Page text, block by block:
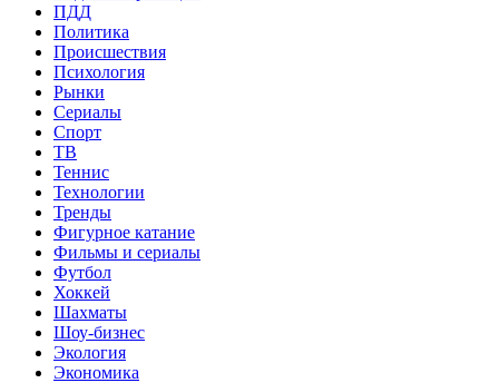
ПДД
Политика
Происшествия
Психология
Рынки
Сериалы
Спорт
ТВ
Теннис
Технологии
Тренды
Фигурное катание
Фильмы и сериалы
Футбол
Хоккей
Шахматы
Шоу-бизнес
Экология
Экономика